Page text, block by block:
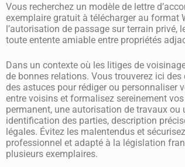
Vous recherchez un modèle de lettre
exemplaire gratuit à télécharger au
l’autorisation de passage sur terrain
toute entente amiable entre propriétés
Dans un contexte où les litiges de
de bonnes relations. Vous trouverez ici
des astuces pour rédiger ou personnaliser
entre voisins et formalisez sereinement
permanent, une autorisation de travaux
identification des parties, description
légales. Évitez les malentendus et
professionnel et adapté à la législation
plusieurs exemplaires.